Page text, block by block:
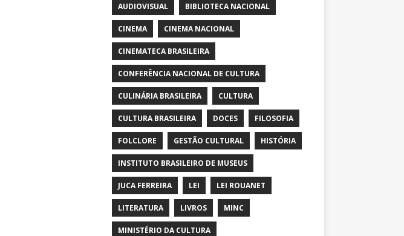
AUDIOVISUAL BIBLIOTECA NACIONAL
CINEMA CINEMA NACIONAL
CINEMATECA BRASILEIRA
CONFERÊNCIA NACIONAL DE CULTURA
CULINÁRIA BRASILEIRA CULTURA
CULTURA BRASILEIRA DOCES FILOSOFIA
FOLCLORE GESTÃO CULTURAL HISTÓRIA
INSTITUTO BRASILEIRO DE MUSEUS
JUCA FERREIRA LEI LEI ROUANET
LITERATURA LIVROS MINC
MINISTÉRIO DA CULTURA